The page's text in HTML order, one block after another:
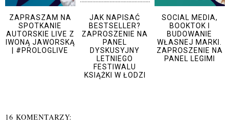
ZAPRASZAM NA
SPOTKANIE
AUTORSKIE LIVE Z
IWONĄ JAWORSKĄ
| #PROLOGLIVE
JAK NAPISAĆ
BESTSELLER?
ZAPROSZENIE NA
PANEL
DYSKUSYJNY
LETNIEGO
FESTIWALU
KSIĄŻKI W ŁODZI
SOCIAL MEDIA,
BOOKTOK I
BUDOWANIE
WŁASNEJ MARKI.
ZAPROSZENIE NA
PANEL LEGIMI
16 KOMENTARZY: